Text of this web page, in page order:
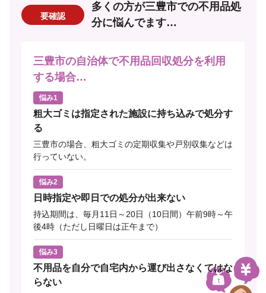
要確認
多くの方が三豊市での不用品処
分に悩んでます…
三豊市の自治体で不用品回収処分を利用
する場合…
悩み1
粗大ゴミは指定された施設に持ち込みで処分す
る
三豊市の場合、粗大ゴミの定期収集や戸別収集などは
行っていない。
悩み2
日時指定や即日での処分が出来ない
持込期間は、毎月11日～20日（10日間）午前9時～午
後4時（ただし日曜日は正午まで）
悩み3
不用品を自分で自宅内から運び出さなくてはな
らない